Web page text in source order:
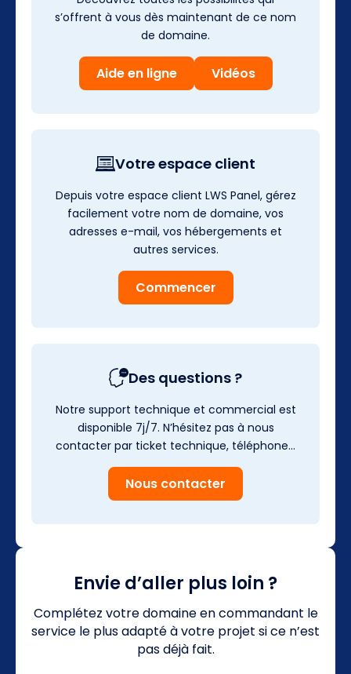
s’offrent à vous dès maintenant de ce nom
de domaine.
Aide en ligne Vidéos
Votre espace client
Depuis votre espace client LWS Panel, gérez
facilement votre nom de domaine, vos
adresses e-mail, vos hébergements et
autres services.
Commencer
Des questions ?
Notre support technique et commercial est
disponible 7j/7. N’hésitez pas à nous
contacter par ticket technique, téléphone…
Nous contacter
Envie d’aller plus loin ?
Complétez votre domaine en commandant le
service le plus adapté à votre projet si ce n’est
pas déjà fait.